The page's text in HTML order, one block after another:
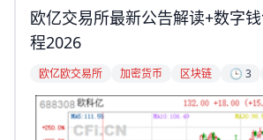
欧亿交易所最新公告解读+数字
程2026
欧亿欧交易所 加密货币 区块链 🕒 3